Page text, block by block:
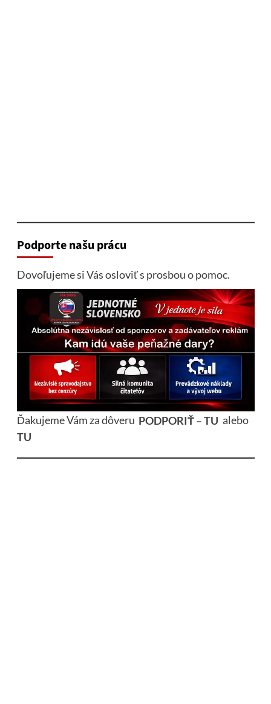
Podporte našu prácu
Dovoľujeme si Vás osloviť s prosbou o pomoc.
Ďakujeme Vám za dôveru PODPORIŤ – TU alebo
TU